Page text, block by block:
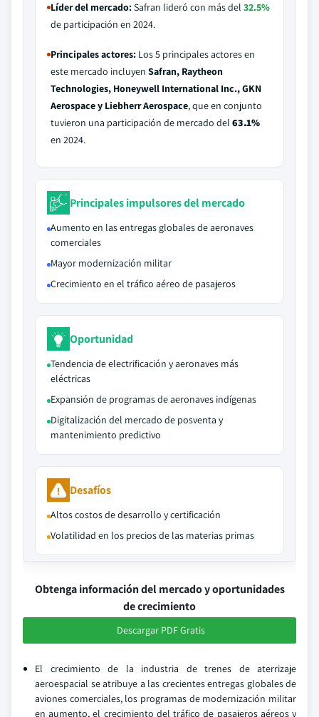
Líder del mercado:Safran lideró con más del 32.5%
de participación en 2024.
Principales actores: Los 5 principales actores en
este mercado incluyen Safran, Raytheon
Technologies, Honeywell International Inc., GKN
Aerospace y Liebherr Aerospace, que en conjunto
tuvieron una participación de mercado del 63.1%
en 2024.
Principales impulsores del mercado
Aumento en las entregas globales de aeronaves
comerciales
Mayor modernización militar
Crecimiento en el tráfico aéreo de pasajeros
Oportunidad
Tendencia de electrificación y aeronaves más
eléctricas
Expansión de programas de aeronaves indígenas
Digitalización del mercado de posventa y
mantenimiento predictivo
Desafíos
Altos costos de desarrollo y certificación
Volatilidad en los precios de las materias primas
Obtenga información del mercado y oportunidades
de crecimiento
Descargar PDF Gratis
El crecimiento de la industria de trenes de aterrizaje
aeroespacial se atribuye a las crecientes entregas globales de
aviones comerciales, los programas de modernización militar
en aumento, el crecimiento del tráfico de pasajeros aéreos y